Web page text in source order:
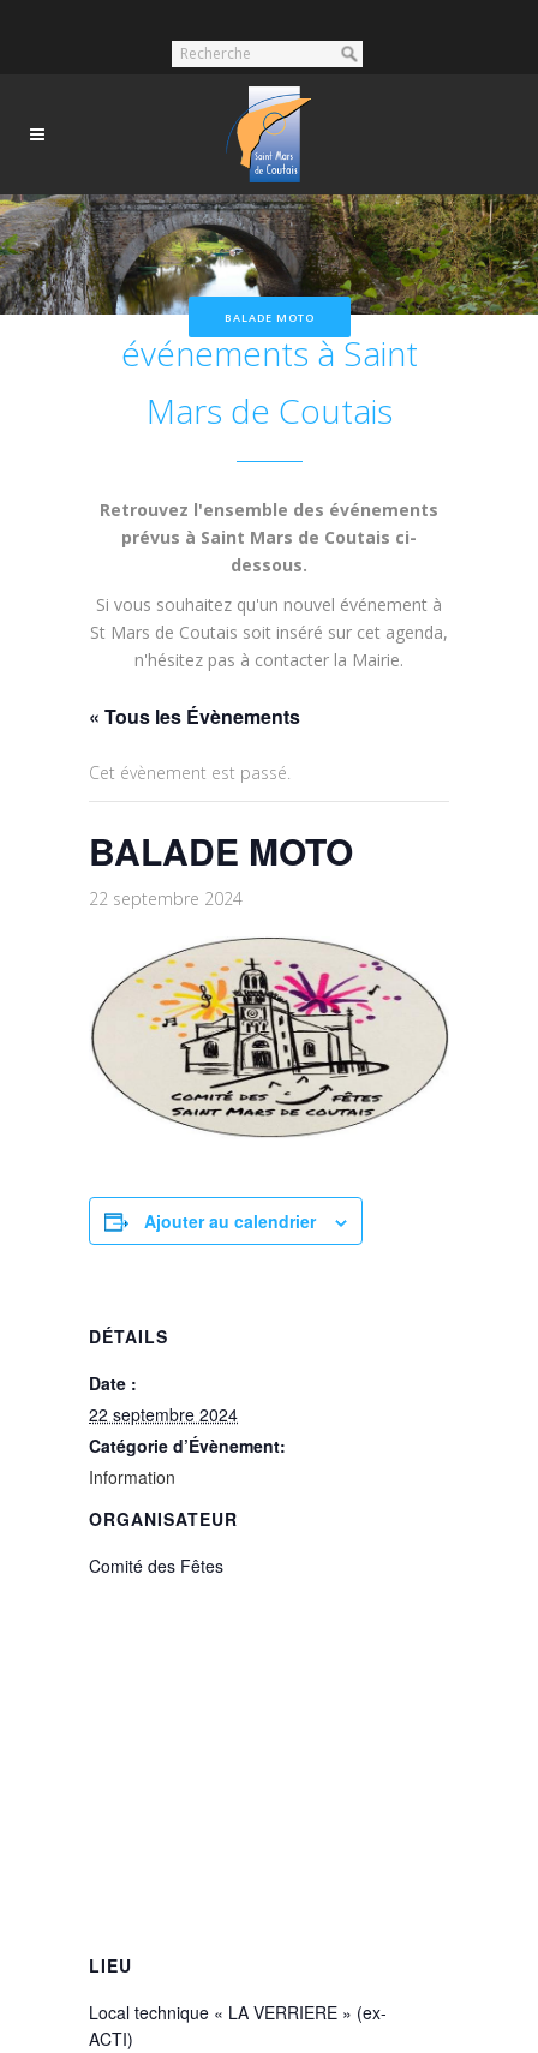
BALADE MOTO
Nos prochains
événements à Saint
Mars de Coutais
Retrouvez l'ensemble des événements
prévus à Saint Mars de Coutais ci-
dessous.
Si vous souhaitez qu'un nouvel événement à
St Mars de Coutais soit inséré sur cet agenda,
n'hésitez pas à contacter la Mairie.
« Tous les Évènements
Cet évènement est passé.
BALADE MOTO
22 septembre 2024
Ajouter au calendrier
DÉTAILS
Date :
22 septembre 2024
Catégorie d’Évènement:
Information
ORGANISATEUR
Comité des Fêtes
LIEU
Local technique « LA VERRIERE » (ex-
ACTI)